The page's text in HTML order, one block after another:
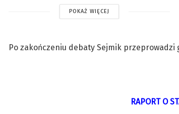
POKAŻ WIĘCEJ
Po zakończeniu debaty Sejmik
RAPORT O